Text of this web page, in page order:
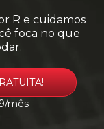
R e cuidamos
foca no que
mês